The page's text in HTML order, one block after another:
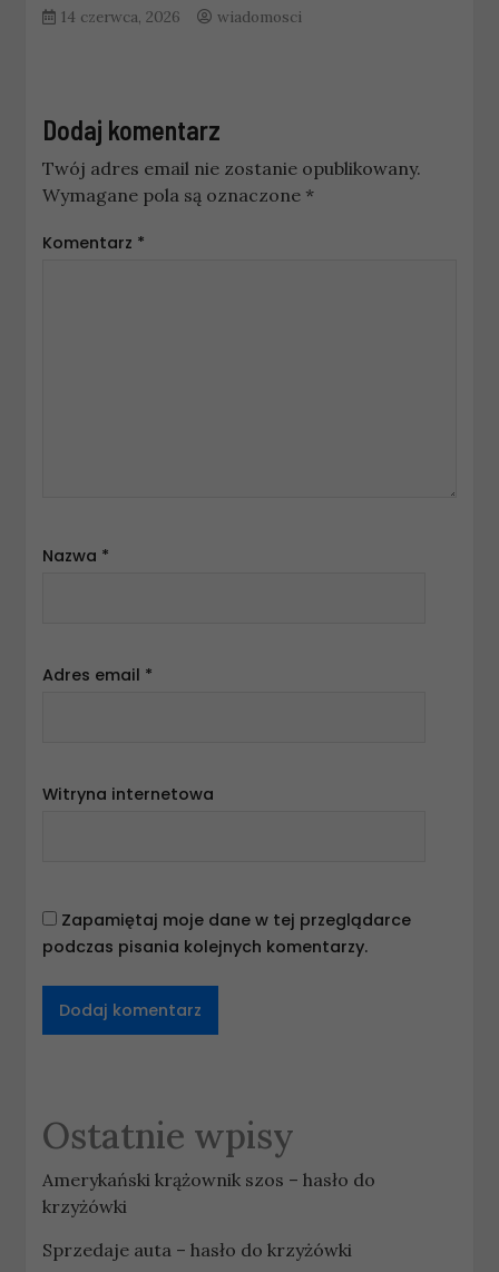
14 czerwca, 2026 wiadomosci
Dodaj komentarz
Twój adres email nie zostanie opublikowany.
Wymagane pola są oznaczone *
Komentarz *
Nazwa *
Adres email *
Witryna internetowa
Zapamiętaj moje dane w tej przeglądarce
podczas pisania kolejnych komentarzy.
Ostatnie wpisy
Amerykański krążownik szos – hasło do
krzyżówki
Sprzedaje auta – hasło do krzyżówki